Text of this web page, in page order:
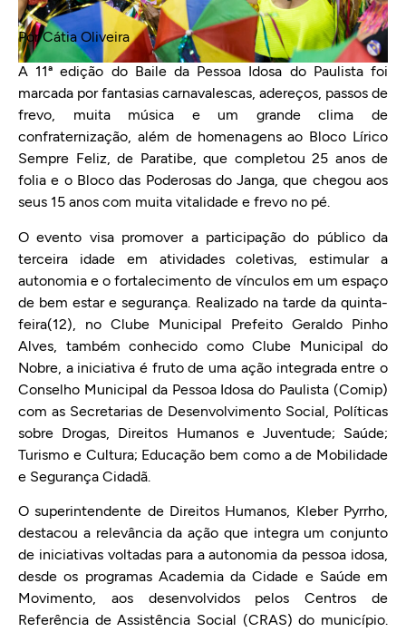
Por Cátia Oliveira
A 11ª edição do Baile da Pessoa Idosa do Paulista foi
marcada por fantasias carnavalescas, adereços, passos de
frevo, muita música e um grande clima de
confraternização, além de homenagens ao Bloco Lírico
Sempre Feliz, de Paratibe, que completou 25 anos de
folia e o Bloco das Poderosas do Janga, que chegou aos
seus 15 anos com muita vitalidade e frevo no pé.
O evento visa promover a participação do público da
terceira idade em atividades coletivas, estimular a
autonomia e o fortalecimento de vínculos em um espaço
de bem estar e segurança. Realizado na tarde da quinta-
feira(12), no Clube Municipal Prefeito Geraldo Pinho
Alves, também conhecido como Clube Municipal do
Nobre, a iniciativa é fruto de uma ação integrada entre o
Conselho Municipal da Pessoa Idosa do Paulista (Comip)
com as Secretarias de Desenvolvimento Social, Políticas
sobre Drogas, Direitos Humanos e Juventude; Saúde;
Turismo e Cultura; Educação bem como a de Mobilidade
e Segurança Cidadã.
O superintendente de Direitos Humanos, Kleber Pyrrho,
destacou a relevância da ação que integra um conjunto
de iniciativas voltadas para a autonomia da pessoa idosa,
desde os programas Academia da Cidade e Saúde em
Movimento, aos desenvolvidos pelos Centros de
Referência de Assistência Social (CRAS) do município.